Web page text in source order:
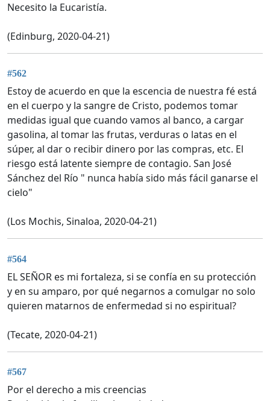
Necesito la Eucaristía.
(Edinburg, 2020-04-21)
#562
Estoy de acuerdo en que la escencia de nuestra fé está
en el cuerpo y la sangre de Cristo, podemos tomar
medidas igual que cuando vamos al banco, a cargar
gasolina, al tomar las frutas, verduras o latas en el
súper, al dar o recibir dinero por las compras, etc. El
riesgo está latente siempre de contagio. San José
Sánchez del Río " nunca había sido más fácil ganarse el
cielo"
(Los Mochis, Sinaloa, 2020-04-21)
#564
EL SEÑOR es mi fortaleza, si se confía en su protección
y en su amparo, por qué negarnos a comulgar no solo
quieren matarnos de enfermedad si no espiritual?
(Tecate, 2020-04-21)
#567
Por el derecho a mis creencias